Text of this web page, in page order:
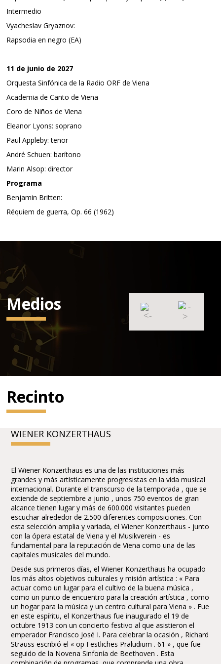
Intermedio
Vyacheslav Gryaznov:
Rapsodia en negro (EA)
11 de junio de 2027
Orquesta Sinfónica de la Radio ORF de Viena
Academia de Canto de Viena
Coro de Niños de Viena
Eleanor Lyons: soprano
Paul Appleby: tenor
André Schuen: barítono
Marin Alsop: director
Programa
Benjamin Britten:
Réquiem de guerra, Op. 66 (1962)
Medios
Recinto
WIENER KONZERTHAUS
El Wiener Konzerthaus es una de las instituciones más
grandes y más artísticamente progresistas en la vida musical
internacional. Durante el transcurso de la temporada , que se
extiende de septiembre a junio , unos 750 eventos de gran
alcance tienen lugar y más de 600.000 visitantes pueden
escuchar alrededor de 2.500 diferentes composiciones. Con
esta selección amplia y variada, el Wiener Konzerthaus - junto
con la ópera estatal de Viena y el Musikverein - es
fundamental para la reputación de Viena como una de las
capitales musicales del mundo.
Desde sus primeros días, el Wiener Konzerthaus ha ocupado
los más altos objetivos culturales y misión artística : « Para
actuar como un lugar para el cultivo de la buena música ,
como un punto de encuentro para la creación artística , como
un hogar para la música y un centro cultural para Viena » . Fue
en este espíritu, el Konzerthaus fue inaugurado el 19 de
octubre 1913 con un concierto festivo al que asistieron el
emperador Francisco José I. Para celebrar la ocasión , Richard
Strauss escribió el « op Festliches Präludium . 61 » , que fue
seguido de la Novena Sinfonía de Beethoven . Esta